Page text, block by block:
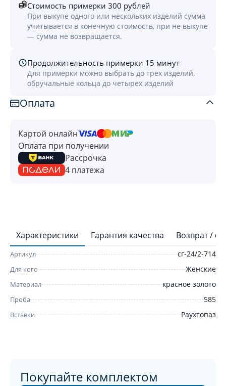
Стоимость примерки 300 рублей
При выкупе одного или нескольких изделий сумма
учитывается в конечную стоимость, при не выкупе
— сумма не возвращается.
Продолжительность примерки 15 минут
Для примерки можно выбрать до трех изделий,
обручальные кольца до четырех изделий
Оплата
Картой онлайн
Оплата при получении
Рассрочка
4 платежа
Характеристики Гарантия качества Возврат /
Артикул сг-24/2-714
Для кого Женские
Материал красное золото
Проба 585
Вставки Раухтопаз
Покупайте комплектом